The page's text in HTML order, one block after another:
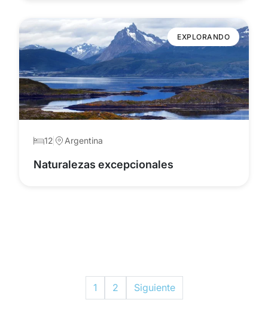
EXPLORANDO
12 Argentina
Naturalezas excepcionales
1 2 Siguiente